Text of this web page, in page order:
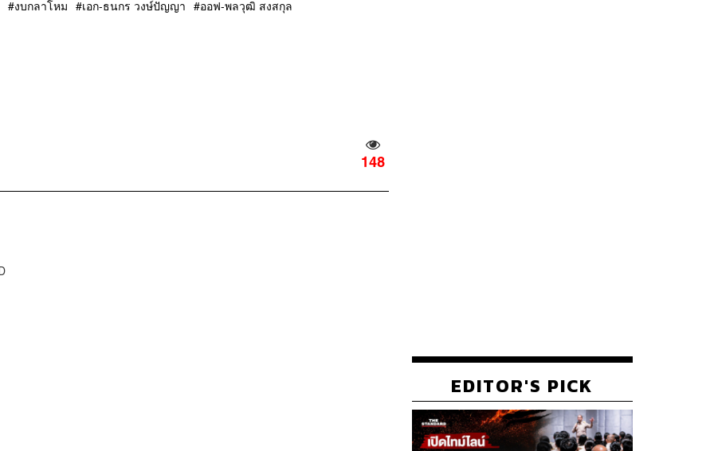
งบกลาโหม เอก-ธนกร วงษ์ปัญญา
ออฟ-พลวุฒิ สงสกุล
148
EDITOR'S PICK